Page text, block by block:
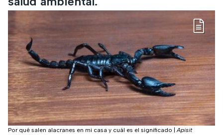
Por qué salen alacranes en mi casa y cuál es el significado |Apisit